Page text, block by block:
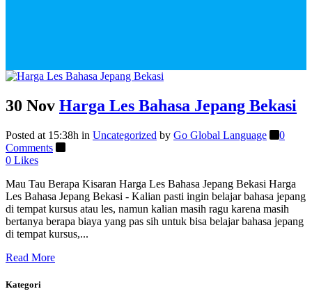
30 Nov Harga Les Bahasa Jepang Bekasi
Posted at 15:38h in Uncategorized by Go Global Language
0
Comments
0 Likes
Mau Tau Berapa Kisaran Harga Les Bahasa Jepang Bekasi Harga
Les Bahasa Jepang Bekasi - Kalian pasti ingin belajar bahasa jepang
di tempat kursus atau les, namun kalian masih ragu karena masih
bertanya berapa biaya yang pas sih untuk bisa belajar bahasa jepang
di tempat kursus,...
Read More
Kategori